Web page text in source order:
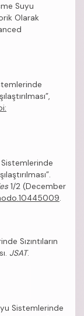
Suyu
Olarak
Sistemlerinde
1/2 (December
.
Sızıntıların
JSAT.
Sistemlerinde